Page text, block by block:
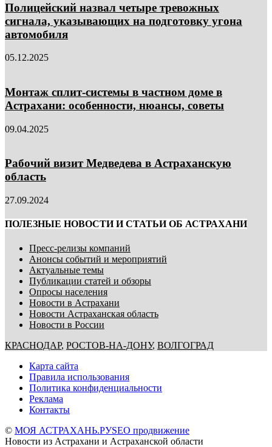
Полицейский назвал четыре тревожных
сигнала, указывающих на подготовку угона
автомобиля
05.12.2025
Монтаж сплит-системы в частном доме в
Астрахани: особенности, нюансы, советы
09.04.2025
Рабочий визит Медведева в Астраханскую
область
27.09.2024
ПОЛЕЗНЫЕ НОВОСТИ И СТАТЬИ ОБ АСТРАХАНИ
Пресс-релизы компаний
Анонсы событий и мероприятий
Актуальные темы
Публикации статей и обзоры
Опросы населения
Новости в Астрахани
Новости Астраханская область
Новости в России
КРАСНОДАР, РОСТОВ-НА-ДОНУ, ВОЛГОГРАД
Карта сайта
Правила использования
Политика конфиденциальности
Реклама
Контакты
© МОЯ АСТРАХАНЬ.РУSEO продвижение
Новости из Астрахани и Астраханской области